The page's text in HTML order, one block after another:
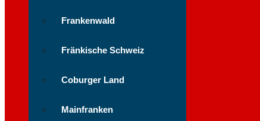
Frankenwald
Fränkische Schweiz
Coburger Land
Mainfranken